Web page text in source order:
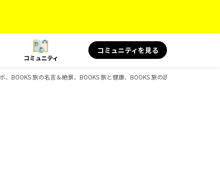
コミュニティ
コミュニティを見る
BOOKS 旅の名言＆絶景、BOOKS 旅と健康、BOOKS 旅の読み物、D-Booksの